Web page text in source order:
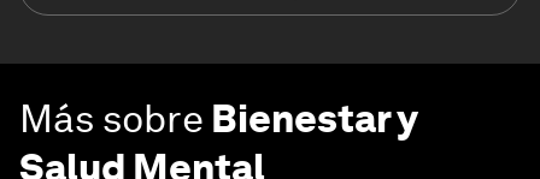
Más sobre Bienestar y
Salud Mental